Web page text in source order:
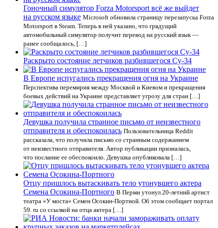
Гоночный симулятор Forza Motorsport всё же выйдет
на русском языке Microsoft обновила страницу перезапуска Forza
Motorsport в Steam. Теперь в ней указано, что грядущий
автомобильный симулятор получит перевод на русский язык —
ранее сообщалось, […]
Раскрыто состояние летчиков разбившегося Су-34
В Европе испугались прекращения огня на Украине
Перспектива перемирия между Москвой и Киевом и прекращения
боевых действий на Украине представляет угрозу для стран […]
Девушка получила странное письмо от неизвестного
отправителя и обеспокоилась Пользовательница Reddit
рассказала, что получила письмо со странным содержанием
от неизвестного отправителя. Автор публикации призналась,
что послание ее обеспокоило. Девушка опубликовала […]
Отцу пришлось вытаскивать тело утонувшего актера
Семена Осокина-Портного В Перми утонул 20-летний артист
театра «У моста» Семен Осокин-Портной. Об этом сообщает портал
59. ru со ссылкой на отца актера […]